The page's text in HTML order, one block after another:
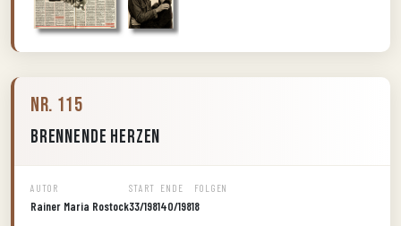
Nr. 115
Brennende Herzen
AUTOR
Rainer Maria Rostock
START
33/1981
ENDE
40/1981
FOLGEN
8